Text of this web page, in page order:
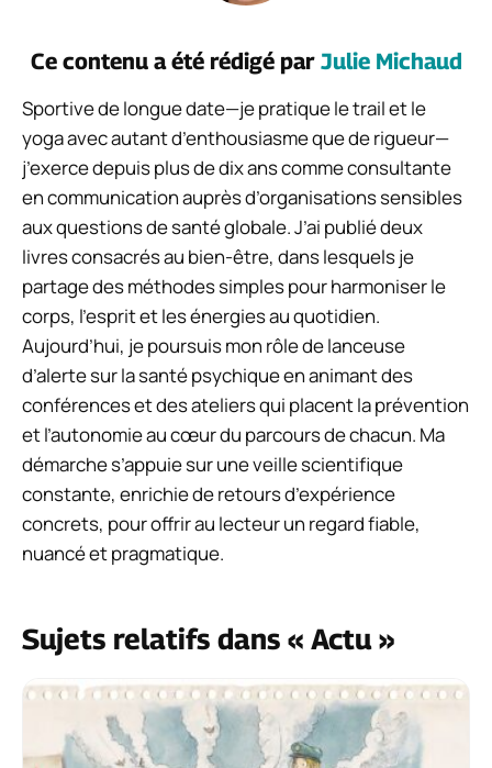
Ce contenu a été rédigé par Julie Michaud
Sportive de longue date—je pratique le trail et le
yoga avec autant d’enthousiasme que de rigueur—
j’exerce depuis plus de dix ans comme consultante
en communication auprès d’organisations sensibles
aux questions de santé globale. J’ai publié deux
livres consacrés au bien-être, dans lesquels je
partage des méthodes simples pour harmoniser le
corps, l’esprit et les énergies au quotidien.
Aujourd’hui, je poursuis mon rôle de lanceuse
d’alerte sur la santé psychique en animant des
conférences et des ateliers qui placent la prévention
et l’autonomie au cœur du parcours de chacun. Ma
démarche s’appuie sur une veille scientifique
constante, enrichie de retours d’expérience
concrets, pour offrir au lecteur un regard fiable,
nuancé et pragmatique.
Sujets relatifs dans « Actu »